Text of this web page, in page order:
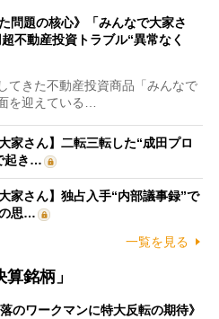
問題の核心》「みんなで大家さ
不動産投資トラブル“異常なく
きた不動産投資商品「みんなで
を迎えている…
家さん】二転三転した“成田プロ
起き…
家さん】独占入手“内部議事録”で
思…
一覧を見る
銘柄」
のワークマンに特大反転の期待》